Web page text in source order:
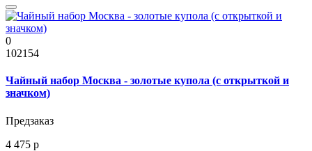
0
102154
Чайный набор Москва - золотые купола (с открыткой и
значком)
Предзаказ
4 475 р